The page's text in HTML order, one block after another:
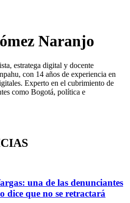
Naranjo
estratega digital y docente
con 14 años de experiencia en
Experto en el cubrimiento de
como Bogotá, política e
una de las denunciantes
dice que no se retractará